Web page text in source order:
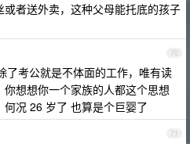
者送外卖，这种父母能托底的孩子
70
了考公就是不体面的工作，唯有读
想想你一个家族的人都这个思想
况 26 岁了 也算是个巨婴了
71